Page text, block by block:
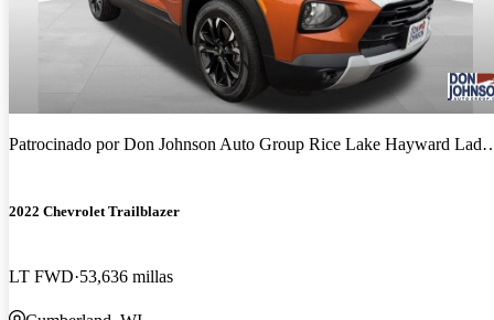
Patrocinado porDon Johnson Auto Group Rice Lake Hayward Ladysmith Cumberland
2022 Chevrolet Trailblazer
LT FWD 53,636 millas